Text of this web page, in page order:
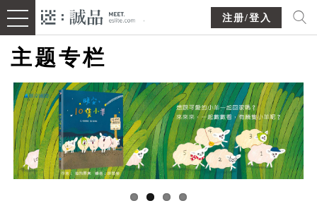
注册/登入
主题专栏